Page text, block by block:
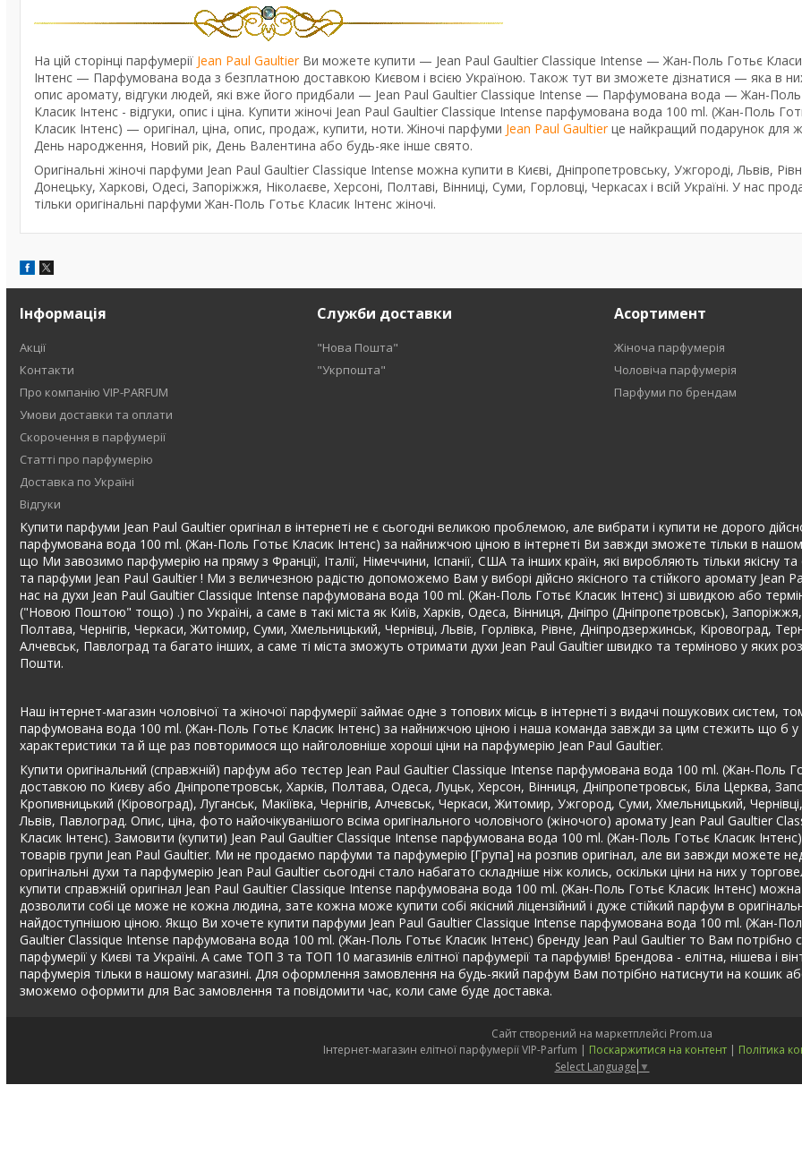
На цій сторінці парфумерії Jean Paul GaultierВи можете купити — Jean Paul Gaultier Classique Intense — Жан-Поль Готьє
Інтенс — Парфумована вода з безплатною доставкою Києвом і всією Україною. Також тут ви зможете дізнатися — яка в
опис аромату, відгуки людей, які вже його придбали — Jean Paul Gaultier Classique Intense — Парфумована вода — Жан-
Класик Інтенс - відгуки, опис і ціна. Купити жіночі Jean Paul Gaultier Classique Intense парфумована вода 100 ml. (Жан-Поль
Класик Інтенс) — оригінал, ціна, опис, продаж, купити, ноти. Жіночі парфуми Jean Paul Gaultierце найкращий подарунок для
День народження, Новий рік, День Валентина або будь-яке інше свято.
Оригінальні жіночі парфуми Jean Paul Gaultier Classique Intense можна купити в Києві, Дніпропетровську, Ужгороді, Львів,
Донецьку, Харкові, Одесі, Запоріжжя, Ніколаєве, Херсоні, Полтаві, Вінниці, Суми, Горловці, Черкасах і всій Україні. У нас
тільки оригінальні парфуми Жан-Поль Готьє Класик Інтенс жіночі.
Інформація
Акції
Контакти
Про компанію VIP-PARFUM
Умови доставки та оплати
Скорочення в парфумерії
Статті про парфумерію
Доставка по Україні
Відгуки
Служби доставки
"Нова Пошта"
"Укрпошта"
Асортимент
Жіноча парфумерія
Чоловіча парфумерія
Парфуми по брендам
Купити парфуми Jean Paul Gaultier оригінал в інтернеті не є сьогодні великою проблемою, але вибрати і купити не дорого дійсно
парфумована вода 100 ml. (Жан-Поль Готьє Класик Інтенс) за найнижчою ціною в інтернеті Ви завжди зможете тільки в
що Ми завозимо парфумерію на пряму з Франції, Італії, Німеччини, Іспанії, США та інших країн, які виробляють тільки якісну
та парфуми Jean Paul Gaultier ! Ми з величезною радістю допоможемо Вам у виборі дійсно якісного та стійкого аромату Jean
нас на духи Jean Paul Gaultier Classique Intense парфумована вода 100 ml. (Жан-Поль Готьє Класик Інтенс) зі швидкою або
("Новою Поштою" тощо) .) по Україні, а саме в такі міста як Київ, Харків, Одеса, Вінниця, Дніпро (Дніпропетровськ),
Полтава, Чернігів, Черкаси, Житомир, Суми, Хмельницький, Чернівці, Львів, Горлівка, Рівне, Дніпродзержинськ, Кіровоград,
Алчевськ, Павлоград та багато інших, а саме ті міста зможуть отримати духи Jean Paul Gaultier швидко та терміново у яких
Пошти.
Наш інтернет-магазин чоловічої та жіночої парфумерії займає одне з топових місць в інтернеті з видачі пошукових систем,
парфумована вода 100 ml. (Жан-Поль Готьє Класик Інтенс) за найнижчою ціною і наша команда завжди за цим стежить що б у
характеристики та й ще раз повторимося що найголовніше хороші ціни на парфумерію Jean Paul Gaultier.
Купити оригінальний (справжній) парфум або тестер Jean Paul Gaultier Classique Intense парфумована вода 100 ml. (Жан-Поль
доставкою по Києву або Дніпропетровськ, Харків, Полтава, Одеса, Луцьк, Херсон, Вінниця, Дніпропетровськ, Біла Церква,
Кропивницький (Кіровоград), Луганськ, Макіївка, Чернігів, Алчевськ, Черкаси, Житомир, Ужгород, Суми, Хмельницький,
Львів, Павлоград. Опис, ціна, фото найочікуванішого всіма оригінального чоловічого (жіночого) аромату Jean Paul Gaultier
Класик Інтенс). Замовити (купити) Jean Paul Gaultier Classique Intense парфумована вода 100 ml. (Жан-Поль Готьє Класик
товарів групи Jean Paul Gaultier. Ми не продаємо парфуми та парфумерію [Група] на розпив оригінал, але ви завжди можете
оригінальні духи та парфумерію Jean Paul Gaultier сьогодні стало набагато складніше ніж колись, оскільки ціни на них у
купити справжній оригінал Jean Paul Gaultier Classique Intense парфумована вода 100 ml. (Жан-Поль Готьє Класик Інтенс) можна
дозволити собі це може не кожна людина, зате кожна може купити собі якісний ліцензійний і дуже стійкий парфум в
найдоступнішою ціною. Якщо Ви хочете купити парфуми Jean Paul Gaultier Classique Intense парфумована вода 100 ml. (Жан-
Gaultier Classique Intense парфумована вода 100 ml. (Жан-Поль Готьє Класик Інтенс) бренду Jean Paul Gaultier то Вам потрібно
парфумерії у Києві та Україні. А саме ТОП 3 та ТОП 10 магазинів елітної парфумерії та парфумів! Брендова - елітна, нішева і
парфумерія тільки в нашому магазині. Для оформлення замовлення на будь-який парфум Вам потрібно натиснути на кошик
зможемо оформити для Вас замовлення та повідомити час, коли саме буде доставка.
Сайт створений на маркетплейсі Prom.ua
Інтернет-магазин елітної парфумерії VIP-Parfum | Поскаржитися на контент | Політика
Select Language ▼